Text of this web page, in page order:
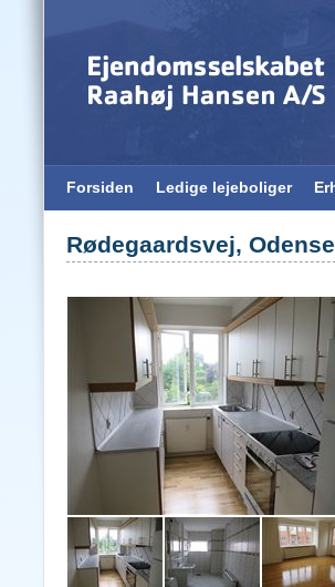
Forsiden Ledige lejeboliger
Rødegaardsvej,